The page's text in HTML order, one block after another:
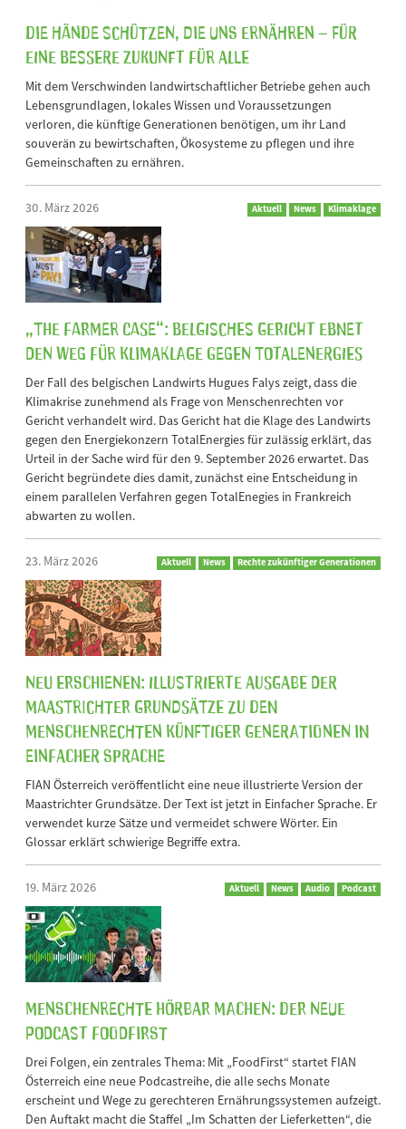
Die Hände schützen, die uns ernähren – für
eine bessere Zukunft für alle
Mit dem Verschwinden landwirtschaftlicher Betriebe gehen auch
Lebensgrundlagen, lokales Wissen und Voraussetzungen
verloren, die künftige Generationen benötigen, um ihr Land
souverän zu bewirtschaften, Ökosysteme zu pflegen und ihre
Gemeinschaften zu ernähren.
30. März 2026 Aktuell News Klimaklage
„The Farmer Case“: Belgisches Gericht ebnet
den Weg für Klimaklage gegen TotalEnergies
Der Fall des belgischen Landwirts Hugues Falys zeigt, dass die
Klimakrise zunehmend als Frage von Menschenrechten vor
Gericht verhandelt wird. Das Gericht hat die Klage des Landwirts
gegen den Energiekonzern TotalEnergies für zulässig erklärt, das
Urteil in der Sache wird für den 9. September 2026 erwartet. Das
Gericht begründete dies damit, zunächst eine Entscheidung in
einem parallelen Verfahren gegen TotalEnegies in Frankreich
abwarten zu wollen.
23. März 2026 Aktuell News Rechte zukünftiger Generationen
Neu erschienen: Illustrierte Ausgabe der
Maastrichter Grundsätze zu den
Menschenrechten künftiger Generationen in
Einfacher Sprache
FIAN Österreich veröffentlicht eine neue illustrierte Version der
Maastrichter Grundsätze. Der Text ist jetzt in Einfacher Sprache. Er
verwendet kurze Sätze und vermeidet schwere Wörter. Ein
Glossar erklärt schwierige Begriffe extra.
19. März 2026 Aktuell News Audio Podcast
Menschenrechte hörbar machen: Der neue
Podcast FoodFirst
Drei Folgen, ein zentrales Thema: Mit „FoodFirst“ startet FIAN
Österreich eine neue Podcastreihe, die alle sechs Monate
erscheint und Wege zu gerechteren Ernährungssystemen aufzeigt.
Den Auftakt macht die Staffel „Im Schatten der Lieferketten“, die